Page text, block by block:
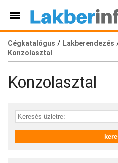
Cégkatalógus / Lakberendezés
Konzolasztal
Konzolasztal